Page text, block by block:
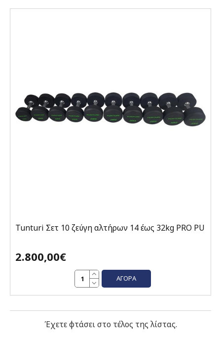
Tunturi Σετ 10 ζεύγη αλτήρων 14 έως 32kg PRO PU
2.800,00€
ΑΓΟΡΆ
Έχετε φτάσει στο τέλος της λίστας.